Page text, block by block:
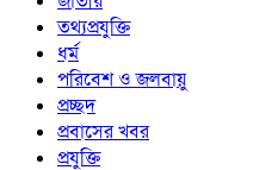
তথ্যপ্রযুক্তি
ধর্ম
পরিবেশ ও জলবায়ু
প্রচ্ছদ
প্রবাসের খবর
প্রযুক্তি